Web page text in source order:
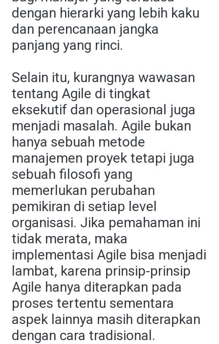
dengan hierarki yang lebih kaku
dan perencanaan jangka
panjang yang rinci.
Selain itu, kurangnya wawasan
tentang Agile di tingkat
eksekutif dan operasional juga
menjadi masalah. Agile bukan
hanya sebuah metode
manajemen proyek tetapi juga
sebuah filosofi yang
memerlukan perubahan
pemikiran di setiap level
organisasi. Jika pemahaman ini
tidak merata, maka
implementasi Agile bisa menjadi
lambat, karena prinsip-prinsip
Agile hanya diterapkan pada
proses tertentu sementara
aspek lainnya masih diterapkan
dengan cara tradisional.